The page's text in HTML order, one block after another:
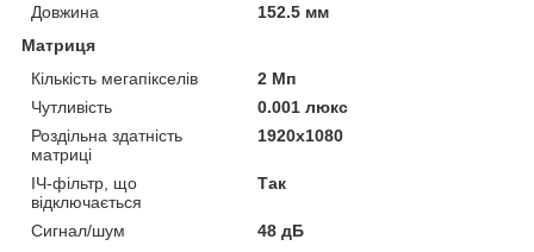
Довжина
152.5 мм
Матриця
Кількість мегапікселів
2 Мп
Чутливість
0.001 люкс
Роздільна здатність
матриці
1920x1080
ІЧ-фільтр, що
відключається
Так
Сигнал/шум
48 дБ